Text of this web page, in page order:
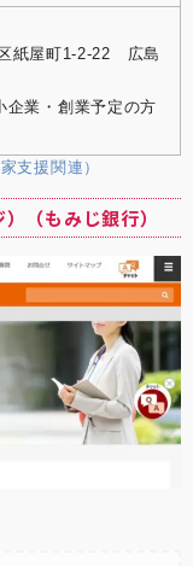
紙屋町1-2-22 広島
企業・創業予定の方
支援関連）
（もみじ銀行）